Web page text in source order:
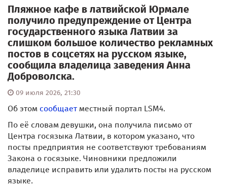
Пляжное кафе в латвийской Юрмале
получило предупреждение от Центра
государственного языка Латвии за
слишком большое количество рекламных
постов в соцсетях на русском языке,
сообщила владелица заведения Анна
Доброволска.
09 июля 2026, 21:30
Об этом сообщаетместный портал LSM4.
По её словам девушки, она получила письмо от
Центра госязыка Латвии, в котором указано, что
посты предприятия не соответствуют требованиям
Закона о госязыке. Чиновники предложили
владелице исправить или удалить посты на русском
языке.